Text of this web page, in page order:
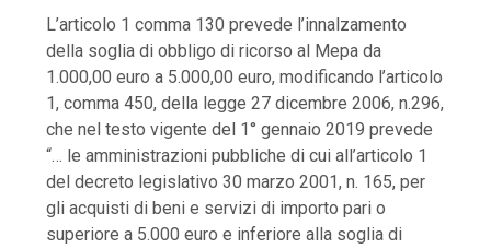
L’articolo 1 comma 130 prevede l’innalzamento
della soglia di obbligo di ricorso al Mepa da
1.000,00 euro a 5.000,00 euro, modificando l’articolo
1, comma 450, della legge 27 dicembre 2006, n.296,
che nel testo vigente del 1° gennaio 2019 prevede
“… le amministrazioni pubbliche di cui all’articolo 1
del decreto legislativo 30 marzo 2001, n. 165, per
gli acquisti di beni e servizi di importo pari o
superiore a 5.000 euro e inferiore alla soglia di